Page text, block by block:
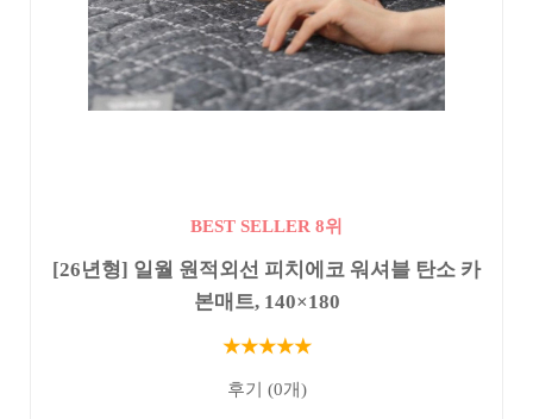
BEST SELLER 8위
[26년형] 일월 원적외선 피치에코 워셔블 탄소 카
본매트, 140×180
★★★★★
후기 (0개)